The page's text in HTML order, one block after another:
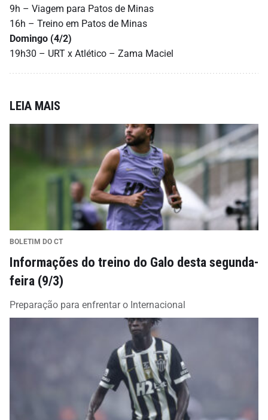
9h – Viagem para Patos de Minas
16h – Treino em Patos de Minas
Domingo (4/2)
19h30 – URT x Atlético – Zama Maciel
LEIA MAIS
BOLETIM DO CT
Informações do treino do Galo desta segunda-
feira (9/3)
Preparação para enfrentar o Internacional